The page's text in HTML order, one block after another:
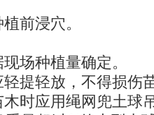
前浸穴。
场种植量确定。
提轻放，不得损伤
时应用绳网兜土球